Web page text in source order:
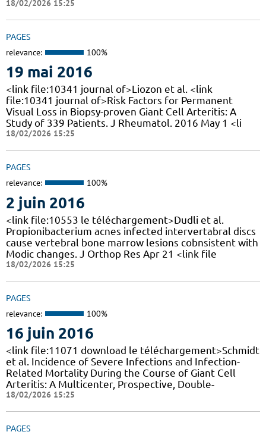
18/02/2026 15:25
PAGES
relevance: 100%
19 mai 2016
<link file:10341 journal of>Liozon et al. <link
file:10341 journal of>Risk Factors for Permanent
Visual Loss in Biopsy-proven Giant Cell Arteritis: A
Study of 339 Patients. J Rheumatol. 2016 May 1 <li
18/02/2026 15:25
PAGES
relevance: 100%
2 juin 2016
<link file:10553 le téléchargement>Dudli et al.
Propionibacterium acnes infected intervertabral discs
cause vertebral bone marrow lesions cobnsistent with
Modic changes. J Orthop Res Apr 21 <link file
18/02/2026 15:25
PAGES
relevance: 100%
16 juin 2016
<link file:11071 download le téléchargement>Schmidt
et al. Incidence of Severe Infections and Infection-
Related Mortality During the Course of Giant Cell
Arteritis: A Multicenter, Prospective, Double-
18/02/2026 15:25
PAGES